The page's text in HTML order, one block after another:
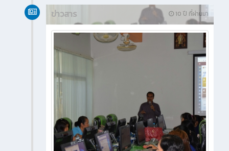
10 ปี ที่ผ่านมา
ข่าวสาร